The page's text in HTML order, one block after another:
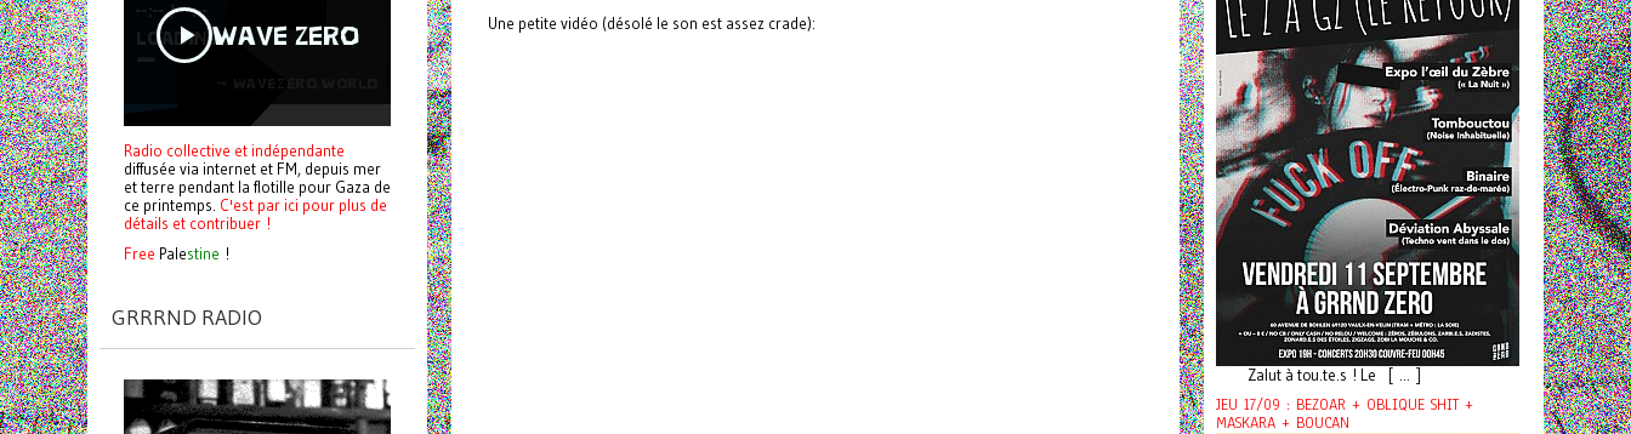
Une petite vidéo (désolé le son est assez crade):
Radio collective et indépendante
diffusée via internet et FM, depuis mer
et terre pendant la flotille pour Gaza de
ce printemps. C'est par ici pour plus de
détails et contribuer !
Free Palestine !
GRRRND RADIO
Zalut à tou.te.s ! Le [ ... ]
JEU 17/09 : BEZOAR + OBLIQUE SHIT +
MASKARA + BOUCAN